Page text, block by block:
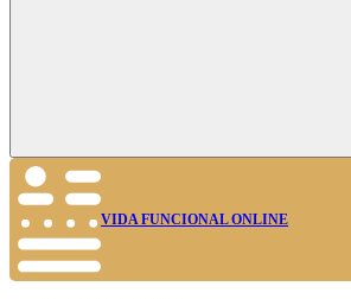
Buscar
VIDA FUNCIONAL ONLINE